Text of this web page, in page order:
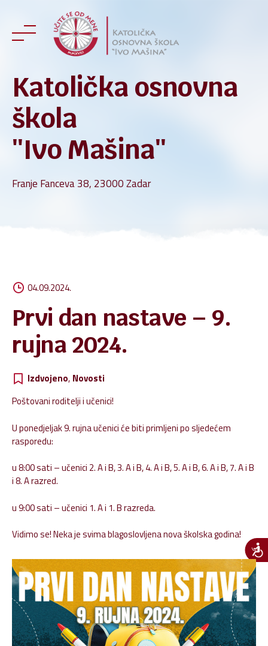
content
Katolička osnovna
škola
''Ivo Mašina''
Franje Fanceva 38, 23000 Zadar
04.09.2024.
Prvi dan nastave – 9.
rujna 2024.
Izdvojeno, Novosti
Poštovani roditelji i učenici!
U ponedjeljak 9. rujna učenici će biti primljeni po sljedećem
rasporedu:
u 8:00 sati – učenici 2. A i B, 3. A i B, 4. A i B, 5. A i B, 6. A i B, 7. A i B
i 8. A razred.
u 9:00 sati – učenici 1. A i 1. B razreda.
Vidimo se! Neka je svima blagoslovljena nova školska godina!